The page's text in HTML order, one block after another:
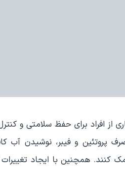
افراد برای حفظ سلامتی و
پروتئین و فیبر، نوشیدن
کنند. همچنین با ایجاد